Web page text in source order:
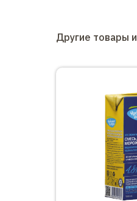
Другие товары